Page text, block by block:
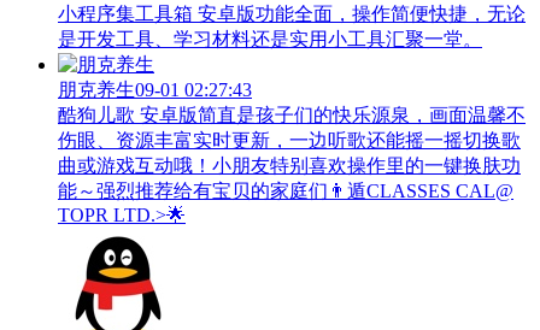
小程序集工具箱 安卓版功能全面，操作简便快捷，无论
是开发工具、学习材料还是实用小工具汇聚一堂。
朋克养生09-01 02:27:43
酷狗儿歌 安卓版简直是孩子们的快乐源泉，画面温馨不
伤眼、资源丰富实时更新，一边听歌还能摇一摇切换歌
曲或游戏互动哦！小朋友特别喜欢操作里的一键换肤功
能～强烈推荐给有宝贝的家庭们👨‍遁️CLASSES CAL@
TOPR LTD.>🌟